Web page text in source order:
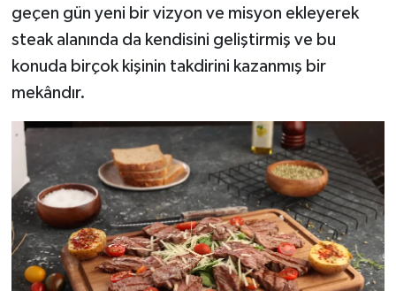
geçen gün yeni bir vizyon ve misyon ekleyerek
steak alanında da kendisini geliştirmiş ve bu
konuda birçok kişinin takdirini kazanmış bir
mekândır.